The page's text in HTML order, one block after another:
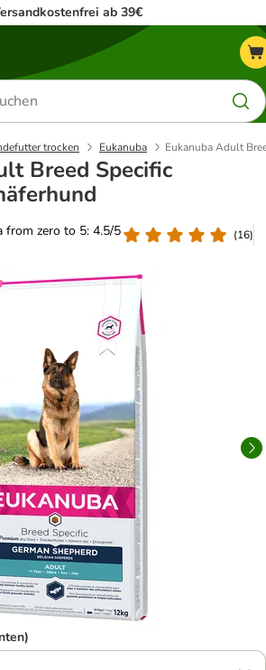
ab 39€
trocken Eukanuba Eukanuba Adult
Breed Specific
from zero to 5: 4.5/5
(16)